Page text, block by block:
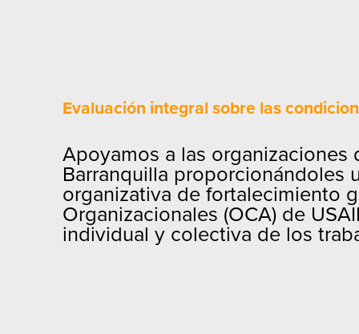
Evaluación integral sobre las
Apoyamos a las
Barranquilla proporcionándoles
organizativa de fortalecimiento
Organizacionales (OCA) de
individual y colectiva de los